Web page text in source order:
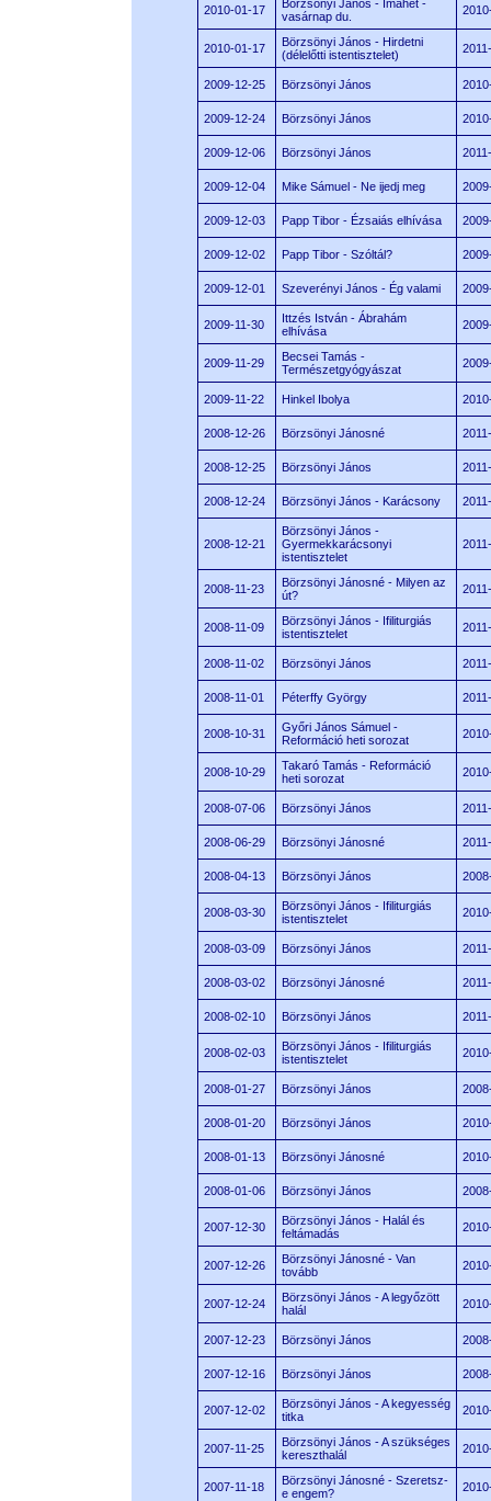
2010-01-17
Börzsönyi János - Imahét -
vasárnap du.
2010-01-17
Börzsönyi János - Hirdetni
(délelőtti istentisztelet)
2009-12-25 Börzsönyi János
2009-12-24 Börzsönyi János
2009-12-06 Börzsönyi János
2009-12-04 Mike Sámuel - Ne ijedj meg
2009-12-03 Papp Tibor - Ézsaiás elhívása
2009-12-02 Papp Tibor - Szóltál?
2009-12-01 Szeverényi János - Ég valami
2009-11-30
Ittzés István - Ábrahám
elhívása
2009-11-29
Becsei Tamás -
Természetgyógyászat
2009-11-22 Hinkel Ibolya
2008-12-26 Börzsönyi Jánosné
2008-12-25 Börzsönyi János
2008-12-24 Börzsönyi János - Karácsony
2008-12-21
Börzsönyi János -
Gyermekkarácsonyi
istentisztelet
2008-11-23
Börzsönyi Jánosné - Milyen az
út?
2008-11-09
Börzsönyi János - Ifiliturgiás
istentisztelet
2008-11-02 Börzsönyi János
2008-11-01 Péterffy György
2008-10-31
Győri János Sámuel -
Reformáció heti sorozat
2008-10-29
Takaró Tamás - Reformáció
heti sorozat
2008-07-06 Börzsönyi János
2008-06-29 Börzsönyi Jánosné
2008-04-13 Börzsönyi János
2008-03-30
Börzsönyi János - Ifiliturgiás
istentisztelet
2008-03-09 Börzsönyi János
2008-03-02 Börzsönyi Jánosné
2008-02-10 Börzsönyi János
2008-02-03
Börzsönyi János - Ifiliturgiás
istentisztelet
2008-01-27 Börzsönyi János
2008-01-20 Börzsönyi János
2008-01-13 Börzsönyi Jánosné
2008-01-06 Börzsönyi János
2007-12-30
Börzsönyi János - Halál és
feltámadás
2007-12-26
Börzsönyi Jánosné - Van
tovább
2007-12-24
Börzsönyi János - A legyőzött
halál
2007-12-23 Börzsönyi János
2007-12-16 Börzsönyi János
2007-12-02
Börzsönyi János - A kegyesség
titka
2007-11-25
Börzsönyi János - A szükséges
kereszthalál
2007-11-18
Börzsönyi Jánosné - Szeretsz-
e engem?